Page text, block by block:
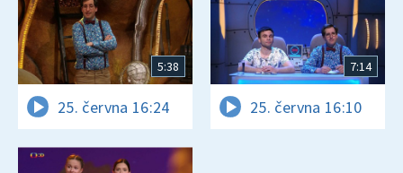
5:38
25. června 16:24
7:14
25. června 16:10